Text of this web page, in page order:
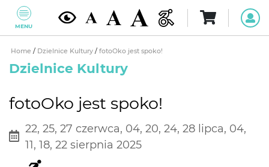
MENU
Home / Dzielnice Kultury / fotoOko jest spoko!
Dzielnice Kultury
fotoOko jest spoko!
22, 25, 27 czerwca, 04, 20, 24, 28 lipca, 04,
11, 18, 22 sierpnia 2025